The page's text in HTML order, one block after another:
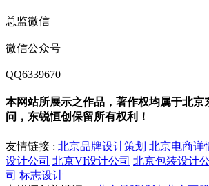
总监微信
微信公众号
QQ6339670
本网站所展示之作品，著作权均属于北京
问，东锐恒创保留所有权利！
友情链接 : 北京品牌设计策划 北京电商详
设计公司 北京VI设计公司 北京包装设计
司 标志设计